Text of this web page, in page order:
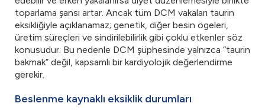
toparlama şansı artar. Ancak tüm DCM vakaları taurin
eksikliğiyle açıklanamaz; genetik, diğer besin ögeleri,
üretim süreçleri ve sindirilebilirlik gibi çoklu etkenler söz
konusudur. Bu nedenle DCM şüphesinde yalnızca “taurin
bakmak” değil, kapsamlı bir kardiyolojik değerlendirme
gerekir.
Beslenme kaynaklı eksiklik durumları